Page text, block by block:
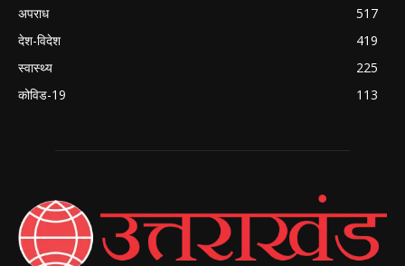
अपराध
517
देश-विदेश
419
स्वास्थ्य
225
कोविड-19
113